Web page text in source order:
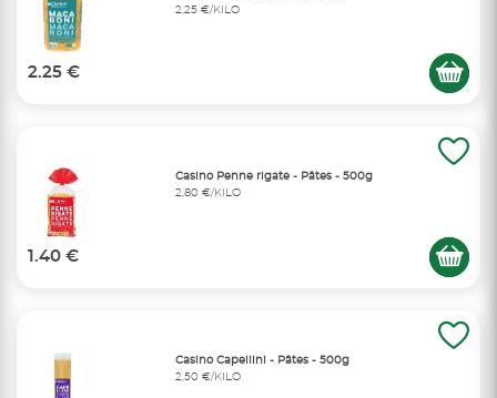
2,25 €/KILO
2.25 €
Casino Penne rigate - Pâtes - 500g
2,80 €/KILO
1.40 €
Casino Capellini - Pâtes - 500g
2,50 €/KILO